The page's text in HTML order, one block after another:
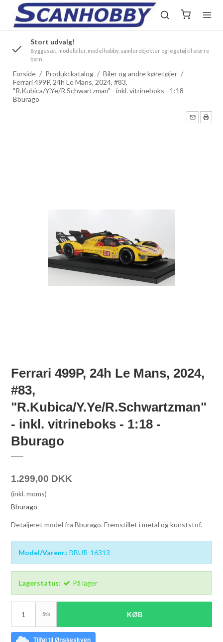
Stort udvalg!
Byggesæt, modelbiler, modelhobby, samlerobjekter og legetøj til større
børn.
Forside / Produktkatalog / Biler og andre køretøjer /
Ferrari 499P, 24h Le Mans, 2024, #83,
"R.Kubica/Y.Ye/R.Schwartzman" - inkl. vitrineboks - 1:18 -
Bburago
Ferrari 499P, 24h Le Mans, 2024,
#83,
"R.Kubica/Y.Ye/R.Schwartzman"
- inkl. vitrineboks - 1:18 -
Bburago
1.299,00 DKK
(inkl. moms)
Bburago
Detaljeret model fra Bburago. Fremstillet i metal og kunststof.
Model/Varenr.: BBUR-16313
Lagerstatus: På lager
Stk KØB
Tilføj til Ønskeskyen